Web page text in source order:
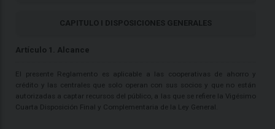
CAPITULO I DISPOSICIONES GENERALES
Artículo 1. Alcance
El presente Reglamento es aplicable a las cooperativas de ahorro y
crédito y las centrales que solo operan con sus socios y que no están
autorizadas a captar recursos del público, a las que se refiere la Vigésimo
Cuarta Disposición Final y Complementaria de la Ley General.